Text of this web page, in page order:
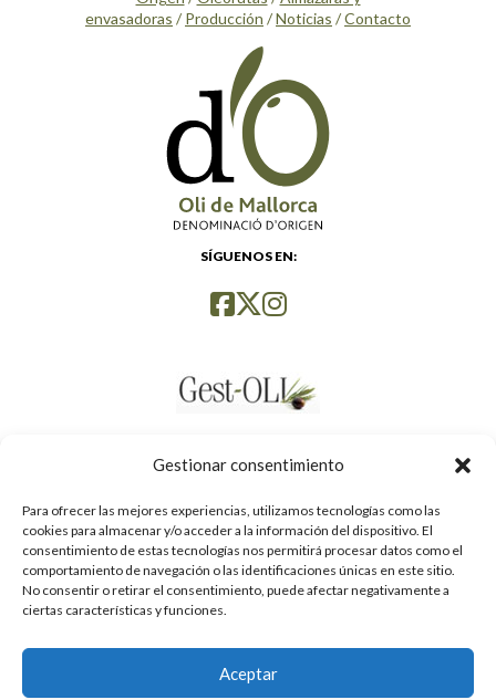
Gestionar consentimiento
Para ofrecer las mejores experiencias, utilizamos tecnologías como las
cookies para almacenar y/o acceder a la información del dispositivo. El
consentimiento de estas tecnologías nos permitirá procesar datos como el
comportamiento de navegación o las identificaciones únicas en este sitio.
No consentir o retirar el consentimiento, puede afectar negativamente a
ciertas características y funciones.
Aceptar
envasadoras / Producción /Noticias /Contacto
SÍGUENOS EN: